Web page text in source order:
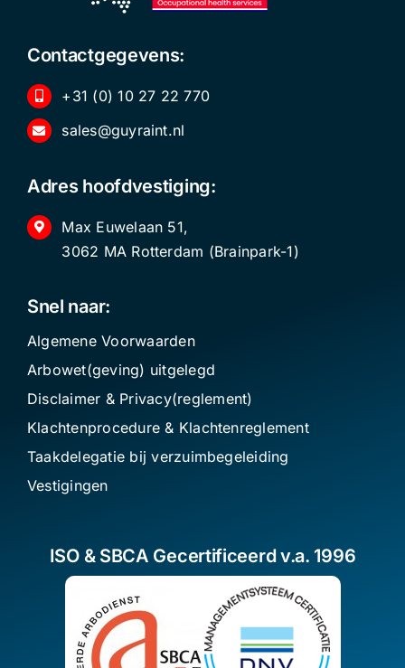
Contactgegevens:
+31 (0) 10 27 22 770
sales@guyraint.nl
Adres hoofdvestiging:
Max Euwelaan 51,
3062 MA Rotterdam (Brainpark-1)
Snel naar:
Algemene Voorwaarden
Arbowet(geving) uitgelegd
Disclaimer & Privacy(reglement)
Klachtenprocedure & Klachtenreglement
Taakdelegatie bij verzuimbegeleiding
Vestigingen
ISO & SBCA Gecertificeerd v.a. 1996